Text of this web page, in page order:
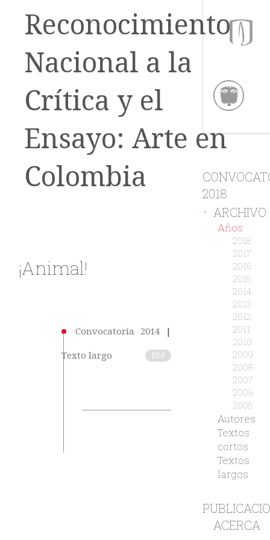
2018
- ARCHIVO
Años
2018
2017
2016
2015
2014
2013
2012
2011
2010
2009
2008
2007
2006
2005
Autores
Textos
cortos
Textos
largos
ACERCA
Reconocimiento
Nacional a la
Crítica y el
Ensayo: Arte en
Colombia
¡Animal!
Convocatoria 2014|
Texto largo PDF